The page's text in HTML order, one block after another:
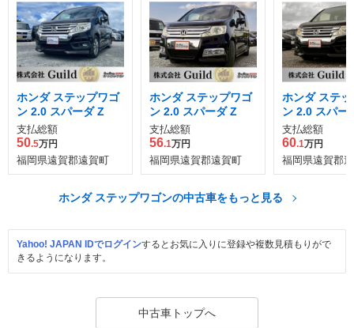
ホンダ ステップワゴ
ン 2.0 スパーダ Z
支払総額
50.5万円
福岡県遠賀郡遠賀町
ホンダ ステップワゴ
ン 2.0 スパーダ Z
支払総額
56.1万円
福岡県遠賀郡遠賀町
ホンダ ステ
ン 2.0 スパー
支払総額
60.1万円
福岡県遠賀郡
ホンダ ステップワゴンの中古車をもっと見る
Yahoo! JAPAN IDでログインするとお気に入りに登録や複数見積もりがで
きるようになります。
中古車トップへ